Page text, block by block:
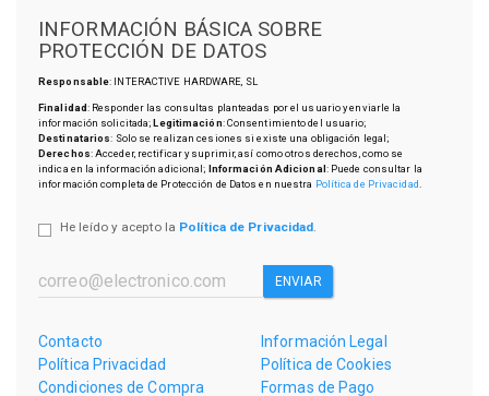
INFORMACIÓN BÁSICA SOBRE
PROTECCIÓN DE DATOS
Responsable: INTERACTIVE HARDWARE, SL
Finalidad: Responder las consultas planteadas por el usuario y enviarle la
información solicitada;Legitimación: Consentimiento del usuario;
Destinatarios: Solo se realizan cesiones si existe una obligación legal;
Derechos: Acceder, rectificar y suprimir, así como otros derechos, como se
indica en la información adicional; Información Adicional: Puede consultar la
información completa de Protección de Datos en nuestra Política de Privacidad
He leído y acepto la Política de Privacidad.
ENVIAR
Contacto
Información Legal
Política Privacidad
Política de Cookies
Condiciones de Compra
Formas de Pago